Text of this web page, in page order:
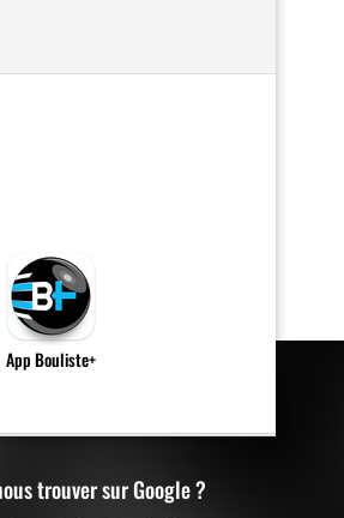
App Bouliste+
trouver sur Google ?